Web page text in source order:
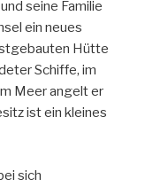
seine Familie
ein neues
Hütte
Schiffe, im
Meer angelt er
ist ein kleines
sich